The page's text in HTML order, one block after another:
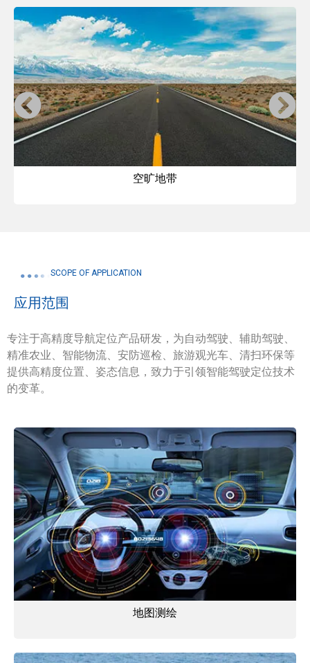
空旷地带
SCOPE OF APPLICATION
应用范围
专注于高精度导航定位产品研发，为自动驾驶、辅助驾驶、
精准农业、智能物流、安防巡检、旅游观光车、清扫环保等
提供高精度位置、姿态信息，致力于引领智能驾驶定位技术
的变革。
地图测绘